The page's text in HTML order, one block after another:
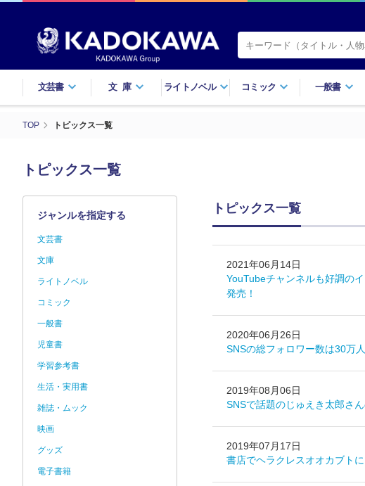
文芸書 文庫 ライトノベル コミック 一般書
TOP トピックス一覧
トピックス一覧
トピックス一覧
2021年06月14日
YouTubeチャンネルも好調の
発売！
2020年06月26日
SNSの総フォロワー数は30万
2019年08月06日
SNSで話題のじゅえき太郎さ
2019年07月17日
書店でヘラクレスオオカブト
ジャンルを指定する
文芸書
文庫
ライトノベル
コミック
一般書
児童書
学習参考書
生活・実用書
雑誌・ムック
映画
グッズ
電子書籍